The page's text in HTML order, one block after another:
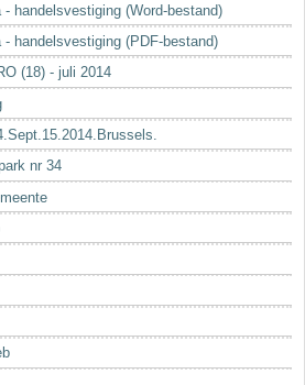
handelsvestiging (Word-bestand)
handelsvestiging (PDF-bestand)
(18) - juli 2014
nr 34